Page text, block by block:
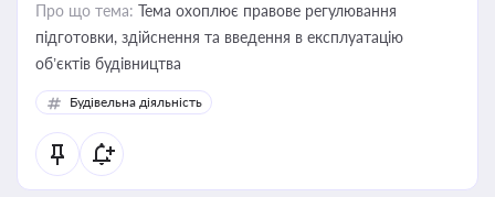
Про що тема: Тема охоплює правове регулювання
підготовки, здійснення та введення в експлуатацію
об’єктів будівництва
Будівельна діяльність